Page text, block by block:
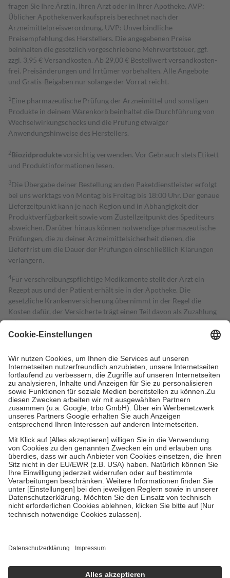
fragen Sie Ihre Ärztin, Ihren Arzt oder in Ihrer Apotheke. AVP:
Üblicher Apothekenverkaufspreis berechnet nach der
Arzneimittelpreisverordnung. UVP: Unverbindliche
Preisempfehlung des Herstellers. Die angegebenen Preise
beinhalten die gesetzlich vorgeschriebene Mehrwertsteuer, ggf.
zzgl. 3,95 € Versandkosten. Ab 29,00 € Bestell­wert versand­kosten­
frei. Preisänderungen und Irrtümer vorbehalten. Alle Angebote
und Gratis-Beigaben nur solange der Vorrat reicht.
1 Eine pharmazeutische Prüfung der Arzneimittel und sonstigen
Produkte in deinem Warenkorb beinhaltet die Durchführung von
Wechselwirkungschecks und die Prüfung etwaiger
Anwendungshinweise des Herstellers.
2Biozidproduktevorsichtig verwenden. Vor Gebrauch stets Etikett
und Produktinformationen lesen.
3Die Übergabe deiner Bestellung an den Paketdienstleister erfolgt
bei uns werktags von Montag bis Freitag bis 18:00 Uhr. Der genaue
Lieferzeitpunkt kann je nach Region und in Abhängigkeit der
Produktverfügbarkeit sowie vom Zustellzeitpunkt des Spediteurs
abweichen. Darüber hinaus können notwendige pharmazeutische
Prüfungen, die zu deiner Arzneimittelsicherheit dienen, die
Lieferfrist um die Dauer der Prüfungen einschließlich Klärungen
verlängern.
4Für verschreibungspflichtige Medikamente stellt der Arzt ein
Rezept aus und der Patient erhält sie in der Apotheke. Die
gesetzliche Krankenversicherung übernimmt in der Regel die
Kosten dafür, der Versicherte trägt einen Teil davon als Zuzahlung
mit.
Grundsätzlich leisten Mitglieder Zuzahlungen in Höhe von zehn
höchstens zehn Euro.
Es sind jedoch nie mehr als die tatsächlichen
Kosten der Leistung zu entrichten.
Diese Regeln gelten grundsätzlich auch für Online-Apotheken.
Bei Heilmitteln und häuslicher Krankenpflege beträgt die
Zuzahlung zehn Prozent der Kosten sowie zehn Euro je
Verordnung.
Um das Engagement der Versicherten für ihre eigene Gesundheit zu
stärken und die besondere Stellung der Familie zu unterstützen,
fallenkeine Zuzahlungenan bei:
• Kindern und Jugendlichen bis zum vollendeten 18. Lebensjahr
mit Ausnahme der Fahrkosten
• Untersuchungen zur Vorsorge und Früherkennung, die von der
GKV getragen werden
• empfohlenen Schutzimpfungen
• Harn- und Blutteststreifen
getroffen, um sicherzustellen, dass es sich um echte Bewertungen
https://help.etrusted.com/hc/de/articles/4419944605341